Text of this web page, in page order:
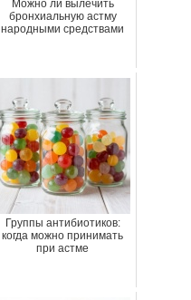
Можно ли вылечить
бронхиальную астму
народными средствами
Группы антибиотиков:
когда можно принимать
при астме